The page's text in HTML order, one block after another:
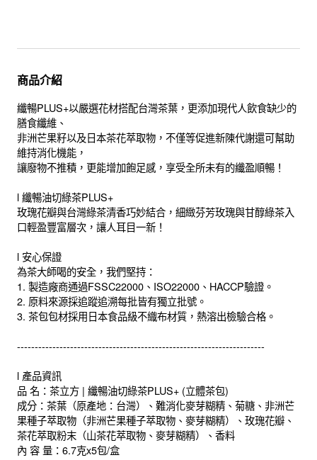
商品介紹
纖暢PLUS+以嚴選花材搭配台灣茶葉，更添加現代人飲食缺少的
膳食纖維、
非洲芒果籽以及日本茶花萃取物，不僅等促進新陳代謝還可幫助
維持消化機能，
讓廢物不推積，更能增加飽足感，享受全所未有的纖盈順暢！
l 纖暢油切綠茶PLUS+
玫瑰花瓣與台灣綠茶清香巧妙結合，細緻芬芳玫瑰與甘醇綠茶入
口輕盈豐富層次，讓人耳目一新！
l 安心保證
為茶大師喝的安全，我們堅持：
1. 製造廠商通過FSSC22000、ISO22000、HACCP驗證。
2. 原料來源採追蹤追溯每批皆有獨立批號。
3. 茶包包材採用日本食品級不織布材質，熱溶出檢驗合格。
----------------------------------------------------------------------
l 產品資訊
品 名：茶立方 | 纖暢油切綠茶PLUS+ (立體茶包)
成分：茶葉（原產地：台灣）、難消化麥芽糊精、菊糖、非洲芒
果種子萃取物（非洲芒果種子萃取物、麥芽糊精）、玫瑰花瓣、
茶花萃取粉末（山茶花萃取物、麥芽糊精）、香料
內 容 量：6.7克x5包/盒